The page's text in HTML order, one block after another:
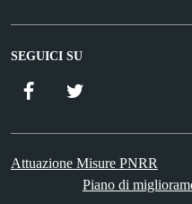
SEGUICI SU
Facebook
Attuazione Misure PNRR
Piano di